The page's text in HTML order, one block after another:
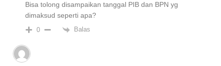
Bisa tolong disampaikan tanggal PIB dan BPN yg
dimaksud seperti apa?
0 Balas